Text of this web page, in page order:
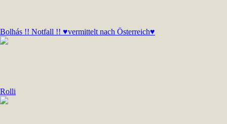
Bolhás !! Notfall !! ♥vermittelt nach Österreich♥
Rolli